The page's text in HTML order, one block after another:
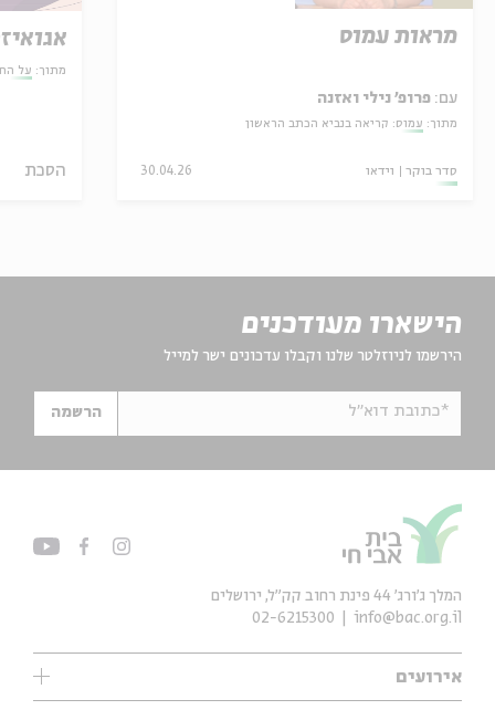
מראות עמוס
עם: פרופ' נילי ואזנה
מתוך: עמוס: קריאה בנביא הכתב הראשון
סדר בוקר וידאו 30.04.26
מתוך: על
הסכת
הישארו מעודכנים
הירשמו לניוזלטר שלנו וקבלו עדכונים ישר למייל
*כתובת דוא"ל הרשמה
אירועים
עיון
המלך ג'ורג' 44 פינת רחוב קק״ל, ירושלים
info@bac.org.il
02-6215300